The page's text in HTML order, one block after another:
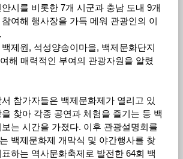
시를 비롯한 7개 시군과 충남 도내 9개
여해 행사장을 가득 메워 관광인의 이
제원, 석성양송이마을, 백제문화단지
해 매력적인 부여의 관광자원을 알렸
참가자들은 백제문화제가 열리고 있
찾아 각종 공연과 체험을 즐기는 등 백
는 시간을 가졌다. 이후 관광설명회를
백제문화제 개막식 및 야간행사를 찾
하는 역사문화축제로 발전한 64회 백